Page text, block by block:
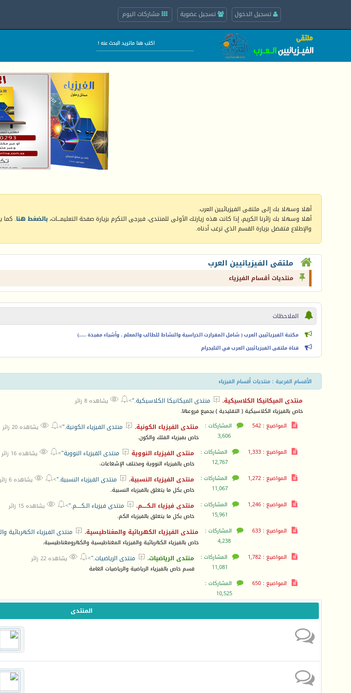
تسجيل الدخول تسجيل عضوية مشاركات اليوم
أهلا وسهلا بك إلى ملتقى الفيزيائيين العرب.
أهلا وسهلا بك زائرنا الكريم، إذا كانت هذه زيارتك الأولى للمنتدى، فيرجى التكرم بزيارة صفحة التعليمـــات، بالضغط هنا. كما
والإطلاع فتفضل بزيارة القسم الذي ترغب أدناه.
ملتقى الفيزيائيين العرب
منتديات أقسام الفيزياء
الملاحظات
مكتبة الفيزيائيين العرب ( شامل المقرارت الدراسية والنشاط للطالب والمعلم ، وأشياء مفيدة .....)
قناة ملتقى الفيزيائيين العرب في التليجرام
الأقسام الفرعية : منتديات أقسام الفيزياء
منتدى الميكانيكا الكلاسيكية.  منتدى الميكانيكا الكلاسيكية.">
 يشاهده 8 زائر
خاص بالفيزياء الكلاسيكية ( التقليدية ) بجميع فروعها.
المواضيع : 542
المشاركات :
3,606
منتدى الفيزياء الكونية.  منتدى الفيزياء الكونية.">
 يشاهده 20 زائر
خاص بفيزياء الفلك والكون.
المواضيع : 1,333
المشاركات :
12,767
منتدى الفيزياء النووية  منتدى الفيزياء النووية">
 يشاهده 16 زائر
خاص بالفيزياء النووية ومختلف الإشعاعات.
المواضيع : 1,272
المشاركات :
11,067
منتدى الفيزياء النسبية.  منتدى الفيزياء النسبية.">
 يشاهده 6 زائر
خاص بكل ما يتعلق بالفيزياء النسبية.
المواضيع : 1,246
المشاركات :
15,961
منتدى فيزياء الـكـــــم.  منتدى فيزياء الـكـــــم.">
 يشاهده 15 زائر
خاص بكل ما يتعلق بالفيزياء الكم.
المواضيع : 633
المشاركات :
4,238
منتدى الفيزياء الكهربائية والمغناطيسية.  منتدى الفيزياء الكهربائية
خاص بالفيزياء الكهربائية والفيزياء المغناطيسية والكهرومغناطيسية.
المواضيع : 1,782
المشاركات :
11,081
منتدى الرياضيات.  منتدى الرياضيات.">
 يشاهده 22 زائر
قسم خاص بالفيزياء الرياضية والرياضيات العامة
المواضيع : 650
المشاركات :
10,525
المنتدى